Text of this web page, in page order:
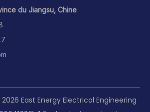
du Jiangsu, Chine
2026 East Energy Electrical Engineering